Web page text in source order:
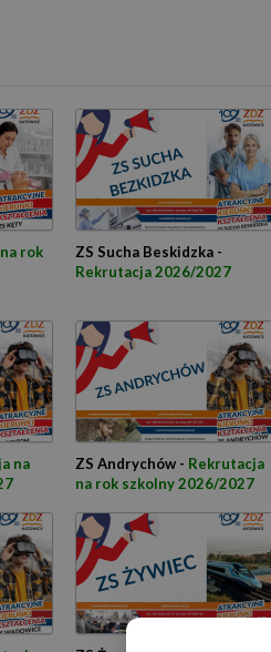
rok
ZS Sucha Beskidzka -
Rekrutacja 2026/2027
na
ZS Andrychów - Rekrutacja
na rok szkolny 2026/2027